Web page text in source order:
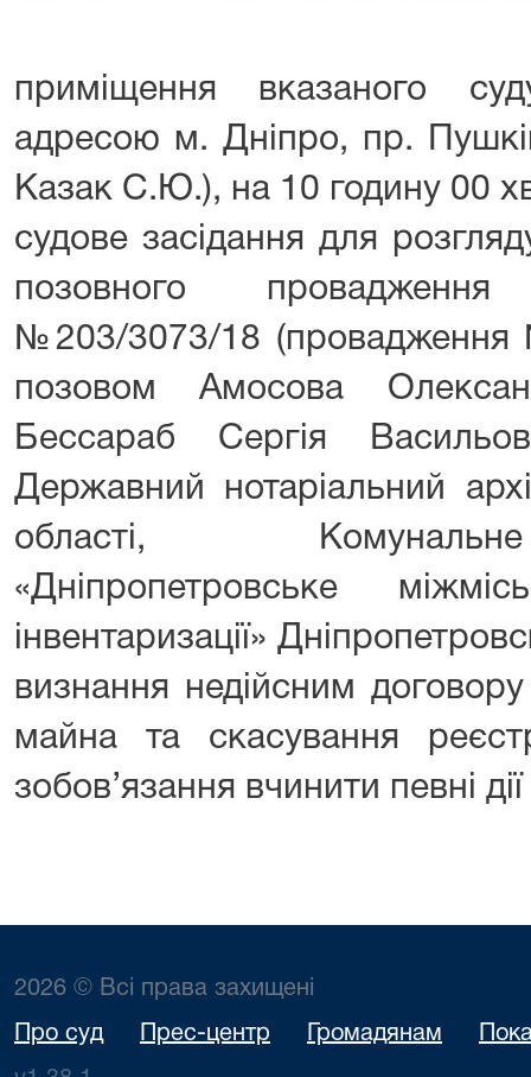
приміщення вказаного
адресою м. Дніпро, пр.
Казак С.Ю.), на 10 годину 00
судове засідання для
позовного
№203/3073/18 (провадження
позовом Амосова
Бессараб Сергія
Державний нотаріальний
області,
«Дніпропетровське
інвентаризації»
визнання недійсним
майна та скасування
зобов’язання вчинити певні дії
2026 © Всі права захищені
Про суд Прес-центр Громадянам